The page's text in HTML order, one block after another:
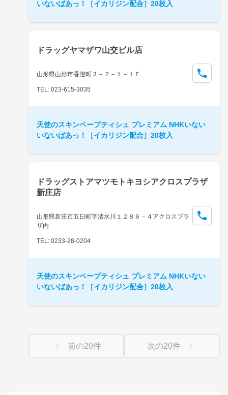
いないばあっ！［イカリジン配合］20枚入
ドラッグヤマザワ山交ビル店
山形県山形市香澄町３－２－１－１Ｆ
TEL: 023-615-3035
天使のスキンベープティシュ プレミアム NHKいない
いないばあっ！［イカリジン配合］20枚入
ドラッグストアマツモトキヨシアクロスプラザ
新庄店
山形県新庄市五日町字清水川１２８６－４アクロスプラ
ザ内
TEL: 0233-28-0204
天使のスキンベープティシュ プレミアム NHKいない
いないばあっ！［イカリジン配合］20枚入
前の20件 次の20件